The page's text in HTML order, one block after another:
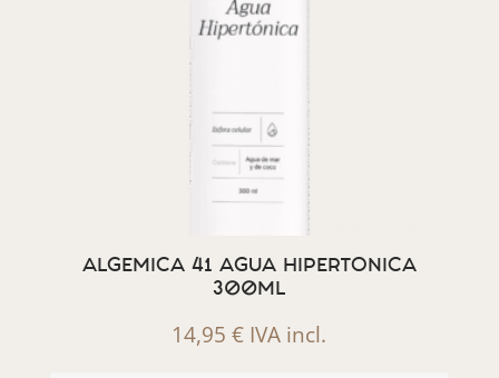
ALGEMICA 41 AGUA HIPERTONICA
300ML
14,95€ IVA incl.